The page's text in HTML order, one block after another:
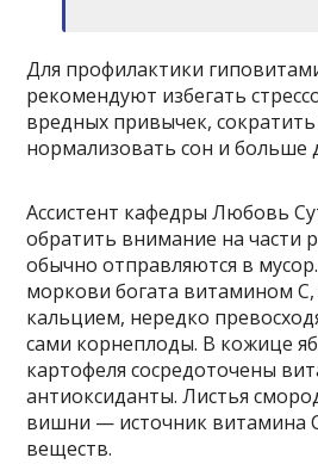
Для профилактики
рекомендуют избегать
вредных привычек, сократить
нормализовать сон и больше
Ассистент кафедры Любовь
обратить внимание на части
обычно отправляются в
моркови богата витамином
кальцием, нередко
сами корнеплоды. В кожице
картофеля сосредоточены
антиоксиданты. Листья
вишни — источник витамина
веществ.